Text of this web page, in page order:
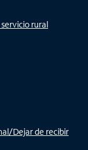
rural
Dejar de recibir